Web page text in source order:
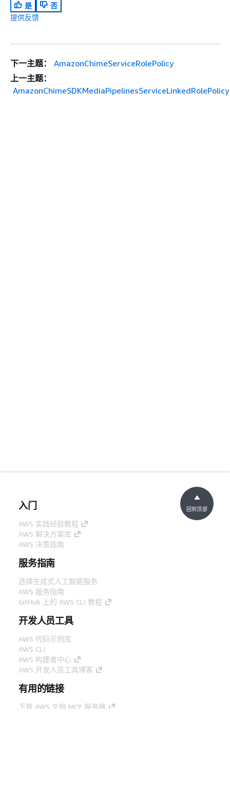
是
否
提供反馈
下一主题：
AmazonChimeServiceRolePolicy
上一主题：
AmazonChimeSDKMediaPipelinesServiceLinkedRolePolicy
入门
AWS 实践经验教程
AWS 解决方案库
AWS 决策指南
服务指南
选择生成式人工智能服务
AWS 服务指南
GitHub 上的 AWS CLI 教程
开发人员工具
AWS 代码示例库
AWS CLI
AWS 构建者中心
AWS 开发人员工具博客
有用的链接
下载 AWS 文档 MCP 服务器
回到顶部